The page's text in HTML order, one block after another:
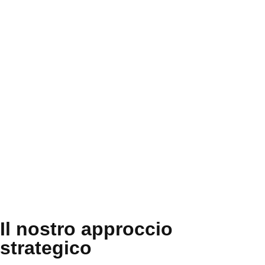
Il nostro approccio
strategico